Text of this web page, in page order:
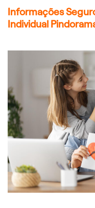
Informações
Individual